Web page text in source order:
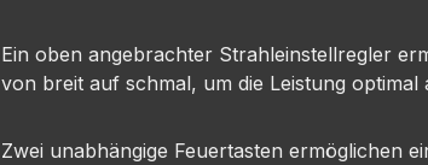
Ein oben angebrachter Strahleinstellregler
von breit auf schmal, um die Leistung
Zwei unabhängige Feuertasten ermöglichen